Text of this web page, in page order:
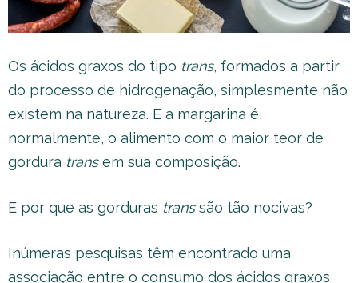
Os ácidos graxos do tipo trans, formados a partir
do processo de hidrogenação, simplesmente não
existem na natureza. E a margarina é,
normalmente, o alimento com o maior teor de
gordura transem sua composição.
E por que as gorduras transsão tão nocivas?
Inúmeras pesquisas têm encontrado uma
associação entre o consumo dos ácidos graxos